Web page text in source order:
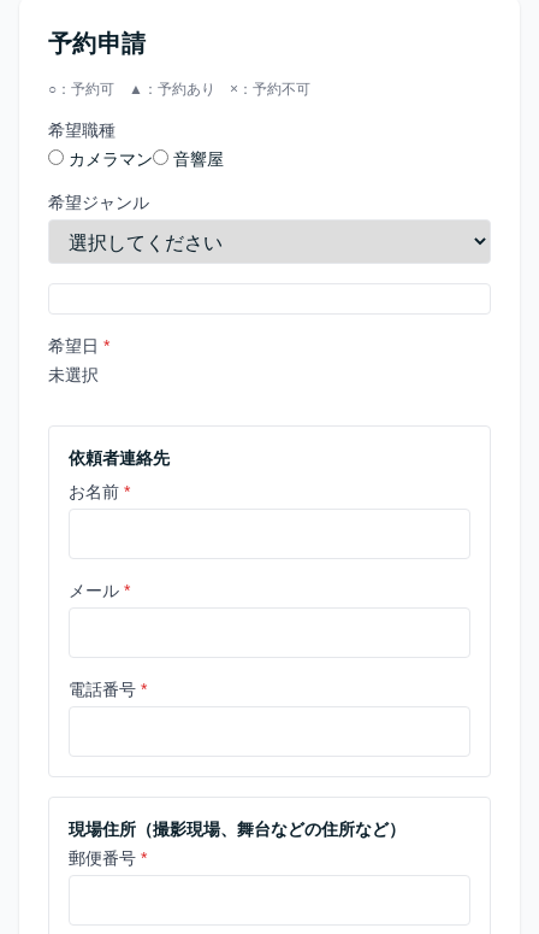
予約申請
○：予約可 ▲：予約あり ×：予約不可
希望職種
カメラマン
音響屋
希望ジャンル
希望日 *
未選択
依頼者連絡先
お名前 *
メール *
電話番号 *
現場住所（撮影現場、舞台などの住所など）
郵便番号 *